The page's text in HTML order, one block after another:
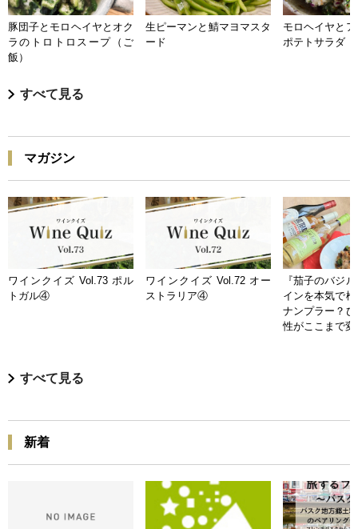
豚団子とモロヘイヤとオク
ラのトロトロスープ（ご
飯）
生ピーマンと鯖マヨマスタ
ード
モロヘイヤと
ポテトサラダ
すべて見る
マガジン
ワインクイズ Vol.73 ポル
トガル④
ワインクイズ Vol.72 オー
ストラリア④
『茄子のバジ
インを本気で
ナンプラー？
性がここまで
すべて見る
新着